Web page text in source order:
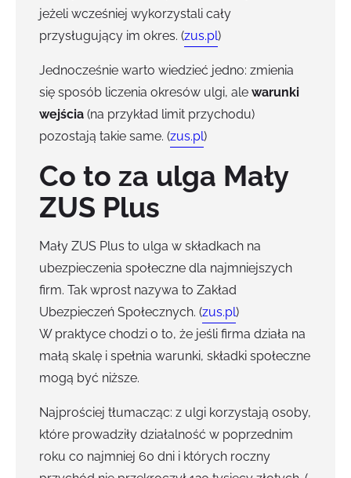
jeżeli wcześniej wykorzystali cały
przysługujący im okres. (zus.pl)
Jednocześnie warto wiedzieć jedno: zmienia
się sposób liczenia okresów ulgi, ale warunki
wejścia (na przykład limit przychodu)
pozostają takie same. (zus.pl)
Co to za ulga Mały
ZUS Plus
Mały ZUS Plus to ulga w składkach na
ubezpieczenia społeczne dla najmniejszych
firm. Tak wprost nazywa to Zakład
Ubezpieczeń Społecznych. (zus.pl)
W praktyce chodzi o to, że jeśli firma działa na
małą skalę i spełnia warunki, składki społeczne
mogą być niższe.
Najprościej tłumacząc: z ulgi korzystają osoby,
które prowadziły działalność w poprzednim
roku co najmniej 60 dni i których roczny